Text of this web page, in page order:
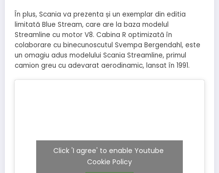
În plus, Scania va prezenta și un exemplar din editia
limitată Blue Stream, care are la baza modelul
Streamline cu motor V8. Cabina R optimizată în
colaborare cu binecunoscutul Svempa Bergendahl, este
un omagiu adus modelului Scania Streamline, primul
camion greu cu adevarat aerodinamic, lansat în 1991.
Click 'I agree' to enable Youtube
Cookie Policy